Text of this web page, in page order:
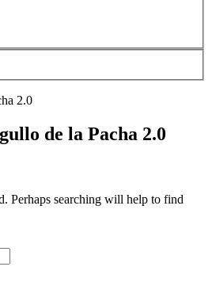
2.0
de la Pacha 2.0
Perhaps searching will help to find